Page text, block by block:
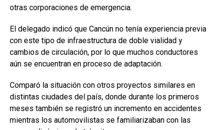
otras corporaciones de emergencia.
El delegado indicó que Cancún no tenía experiencia previa
con este tipo de infraestructura de doble vialidad y
cambios de circulación, por lo que muchos conductores
aún se encuentran en proceso de adaptación.
Comparó la situación con otros proyectos similares en
distintas ciudades del país, donde durante los primeros
meses también se registró un incremento en accidentes
mientras los automovilistas se familiarizaban con las